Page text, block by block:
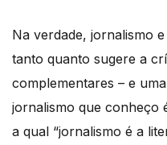
Na verdade, jornalismo
tanto quanto sugere a
complementares – e
jornalismo que conheço
a qual “jornalismo é a